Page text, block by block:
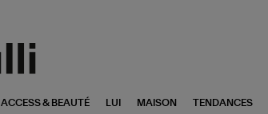
ACCESS & BEAUTÉ LUI MAISON TENDANCES